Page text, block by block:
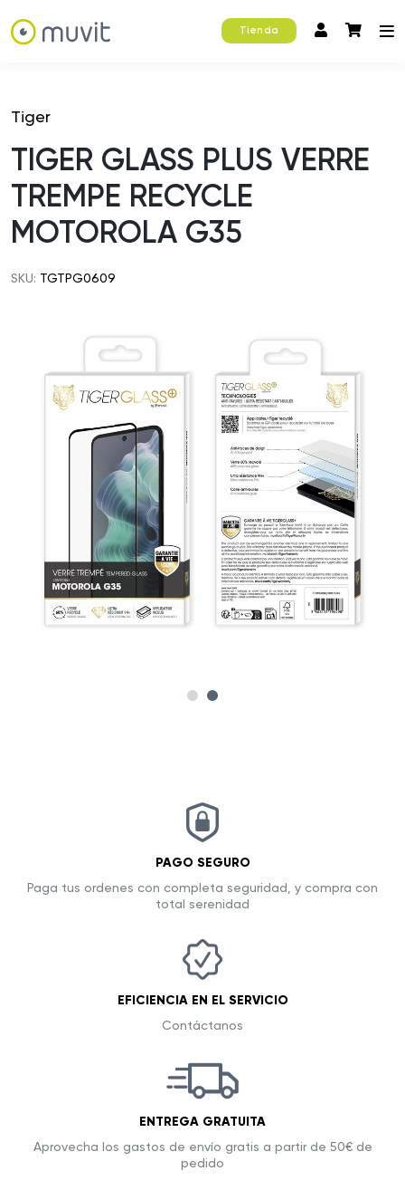
Tienda
Tiger
TIGER GLASS PLUS VERRE
TREMPE RECYCLE
MOTOROLA G35
SKU: TGTPG0609
PAGO SEGURO
Paga tus ordenes con completa seguridad, y compra con
total serenidad
EFICIENCIA EN EL SERVICIO
Contáctanos
ENTREGA GRATUITA
Aprovecha los gastos de envío gratis a partir de 50€ de
pedido